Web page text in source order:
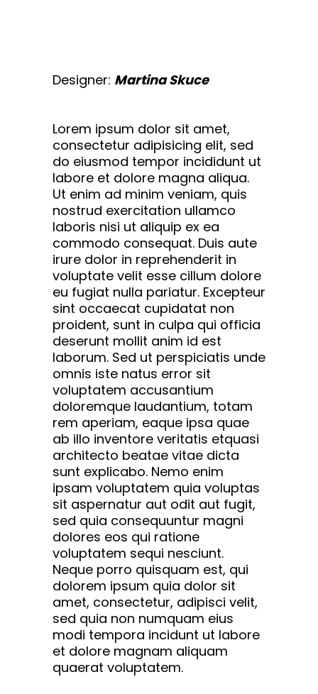
Designer: Martina Skuce
Lorem ipsum dolor sit amet,
consectetur adipisicing elit, sed
do eiusmod tempor incididunt ut
labore et dolore magna aliqua.
Ut enim ad minim veniam, quis
nostrud exercitation ullamco
laboris nisi ut aliquip ex ea
commodo consequat. Duis aute
irure dolor in reprehenderit in
voluptate velit esse cillum dolore
eu fugiat nulla pariatur. Excepteur
sint occaecat cupidatat non
proident, sunt in culpa qui officia
deserunt mollit anim id est
laborum. Sed ut perspiciatis unde
omnis iste natus error sit
voluptatem accusantium
doloremque laudantium, totam
rem aperiam, eaque ipsa quae
ab illo inventore veritatis etquasi
architecto beatae vitae dicta
sunt explicabo. Nemo enim
ipsam voluptatem quia voluptas
sit aspernatur aut odit aut fugit,
sed quia consequuntur magni
dolores eos qui ratione
voluptatem sequi nesciunt.
Neque porro quisquam est, qui
dolorem ipsum quia dolor sit
amet, consectetur, adipisci velit,
sed quia non numquam eius
modi tempora incidunt ut labore
et dolore magnam aliquam
quaerat voluptatem.